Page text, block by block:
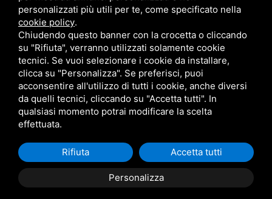
personalizzati più utili per te, come specificato nella
cookie policy.
Chiudendo questo banner con la crocetta o cliccando
su "Rifiuta", verranno utilizzati solamente cookie
tecnici. Se vuoi selezionare i cookie da installare,
clicca su "Personalizza". Se preferisci, puoi
acconsentire all'utilizzo di tutti i cookie, anche diversi
da quelli tecnici, cliccando su "Accetta tutti". In
qualsiasi momento potrai modificare la scelta
effettuata.
Personalizza
Rifiuta Accetta tutti